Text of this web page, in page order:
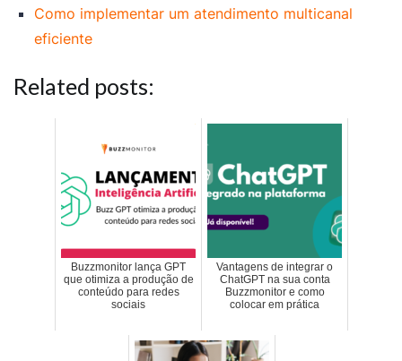
Como implementar um atendimento multicanal
eficiente
Related posts:
Buzzmonitor lança GPT
que otimiza a produção de
conteúdo para redes
sociais
Vantagens de integrar o
ChatGPT na sua conta
Buzzmonitor e como
colocar em prática